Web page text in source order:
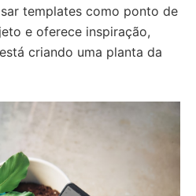
templates como ponto de
e oferece inspiração,
criando uma planta da